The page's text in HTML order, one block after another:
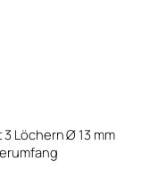
Löchern Ø 13 mm